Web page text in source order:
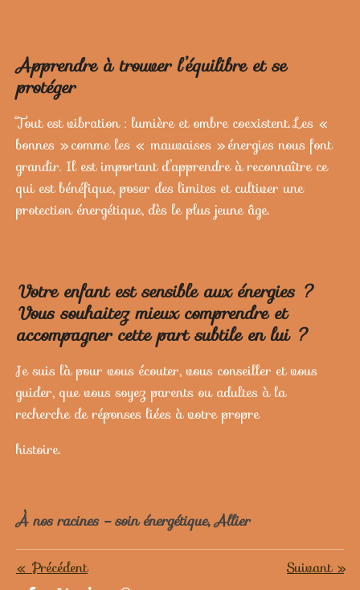
Apprendre à trouver l’équilibre et se
protéger
Tout est vibration : lumière et ombre coexistent. Les «
bonnes » comme les « mauvaises » énergies nous font
grandir. Il est important d’apprendre à reconnaître ce
qui est bénéfique, poser des limites et cultiver une
protection énergétique, dès le plus jeune âge.
Votre enfant est sensible aux énergies ?
Vous souhaitez mieux comprendre et
accompagner cette part subtile en lui ?
Je suis là pour vous écouter, vous conseiller et vous
guider, que vous soyez parents ou adultes à la
recherche de réponses liées à votre propre
histoire.
À nos racines – soin énergétique, Allier
«Précédent Suivant»